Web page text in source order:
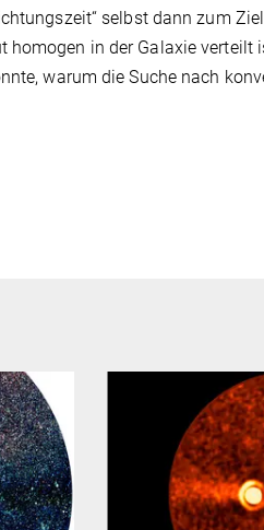
selbst dann zum
in der Galaxie verteilt
warum die Suche nach